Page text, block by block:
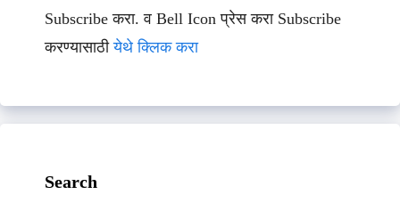
Subscribe करा. व Bell Icon प्रेस करा Subscribe
करण्यासाठीयेथे क्लिक करा
Search